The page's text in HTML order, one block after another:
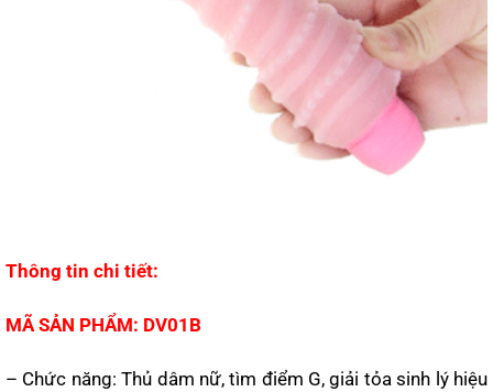
Thông tin chi tiết:
MÃ SẢN PHẨM: DV01B
– Chức năng: Thủ dâm nữ, tìm điểm G, giải tỏa sinh lý hiệu